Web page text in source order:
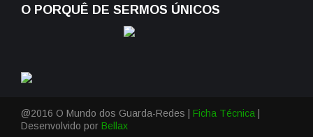
O PORQUÊ DE SERMOS ÚNICOS
@2016 O Mundo dos Guarda-Redes | Ficha Técnica
Desenvolvido por Bellax